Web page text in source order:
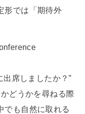
形では「期待外
出席しましたか？”
どうかを尋ねる際
でも自然に取れる